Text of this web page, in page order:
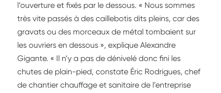
l’ouverture et fixés par le dessous. « Nous sommes
très vite passés à des caillebotis dits pleins, car des
gravats ou des morceaux de métal tombaient sur
les ouvriers en dessous », explique Alexandre
Gigante. « Il n’y a pas de dénivelé donc fini les
chutes de plain-pied, constate Éric Rodrigues, chef
de chantier chauffage et sanitaire de l’entreprise